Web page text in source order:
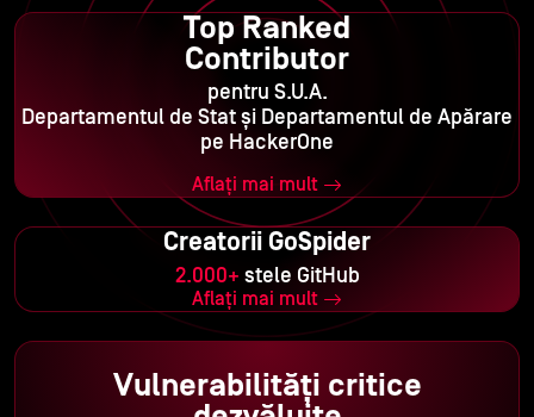
Top Ranked
Contributor
pentru S.U.A.
Departamentul de Stat și Departamentul de Apărare
pe HackerOne
Aflați mai mult
Creatorii GoSpider
2.000+ stele GitHub
Aflați mai mult
Vulnerabilități critice